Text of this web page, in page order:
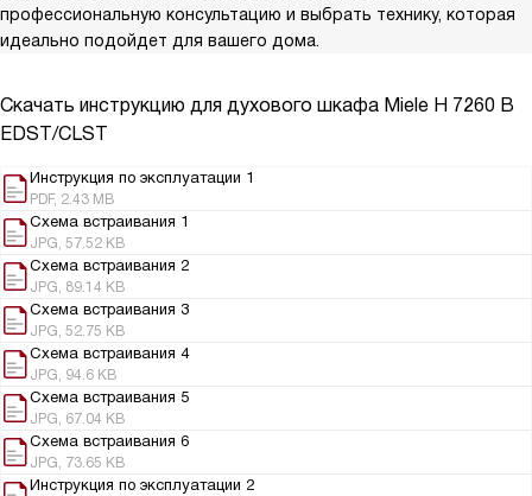
профессиональную консультацию и выбрать технику, которая
идеально подойдет для вашего дома.
Скачать инструкцию для духового шкафа Miele H 7260 B
EDST/CLST
Инструкция по эксплуатации 1
PDF, 2.43 MB
Схема встраивания 1
JPG, 57.52 KB
Схема встраивания 2
JPG, 89.14 KB
Схема встраивания 3
JPG, 52.75 KB
Схема встраивания 4
JPG, 94.6 KB
Схема встраивания 5
JPG, 67.04 KB
Схема встраивания 6
JPG, 73.65 KB
Инструкция по эксплуатации 2